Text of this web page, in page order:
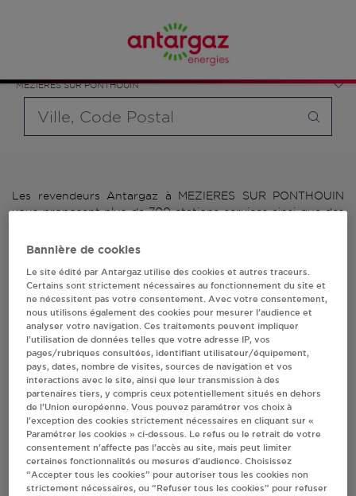
MEZIERES SUR PONTHOUIN
bouteille souhaité et le type de point de vente (revendeur /
distributeur automatique de bouteilles de gaz ou station GPL
carburant)
Les revendeurs Antargaz à MEZIERES SUR PONTHOUIN
vous proposent plus de 700 stations-services ainsi que des
des revendeurs Antargaz à MEZIERES SUR PONTHOUIN,
distributeurs de bouteilles de gaz.
1 revendeur(s) Antargaz
à MEZIERES SUR
PONTHOUIN
Villes
A L'ASSURANCE CONTRE LA SOIF MEZIERES
SUR PONTHOUIN
Bannière de cookies
Le site édité par Antargaz utilise des cookies et autres traceurs.
Certains sont strictement nécessaires au fonctionnement du site et
ne nécessitent pas votre consentement. Avec votre consentement,
nous utilisons également des cookies pour mesurer l’audience et
analyser votre navigation. Ces traitements peuvent impliquer
l’utilisation de données telles que votre adresse IP, vos
pages/rubriques consultées, identifiant utilisateur/équipement,
pays, dates, nombre de visites, sources de navigation et vos
interactions avec le site, ainsi que leur transmission à des
partenaires tiers, y compris ceux potentiellement situés en dehors
de l’Union européenne. Vous pouvez paramétrer vos choix à
l’exception des cookies strictement nécessaires en cliquant sur «
Paramétrer les cookies » ci-dessous. Le refus ou le retrait de votre
consentement n’affecte pas l’accès au site, mais peut limiter
certaines fonctionnalités ou mesures d’audience. Choisissez
“Accepter tous les cookies” pour autoriser tous les cookies non
strictement nécessaires, ou “Refuser tous les cookies” pour refuser